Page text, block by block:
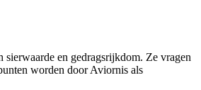
en gedragsrijkdom. Ze vragen
worden door Aviornis als